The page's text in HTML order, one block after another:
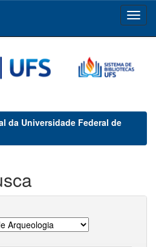
da Universidade Federal de